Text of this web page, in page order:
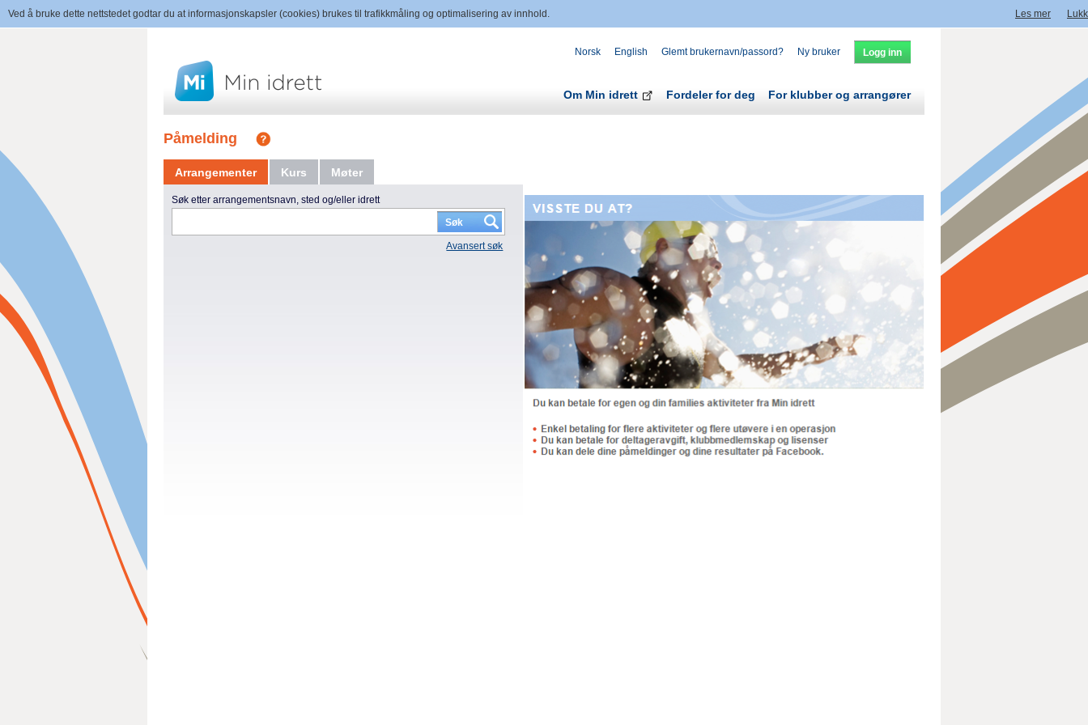
Ved å bruke dette nettstedet godtar du at informasjonskapsler (cookies) brukes til trafikkmåling og optimalisering av innhold. Lukk
Les mer
Ny bruker
Glemt brukernavn/passord?
English
Norsk
For klubber og arrangører
Fordeler for deg
Om Min idrett
Påmelding
Arrangementer Kurs Møter
Søk etter arrangementsnavn, sted og/eller idrett
Avansert søk